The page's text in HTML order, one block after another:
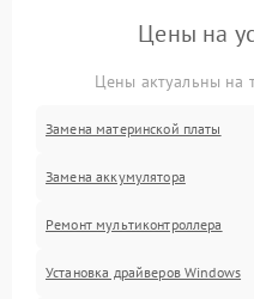
Цены на
Цены актуальны на
Замена материнской платы
Замена аккумулятора
Ремонт мультиконтроллера
Установка драйверов Windows